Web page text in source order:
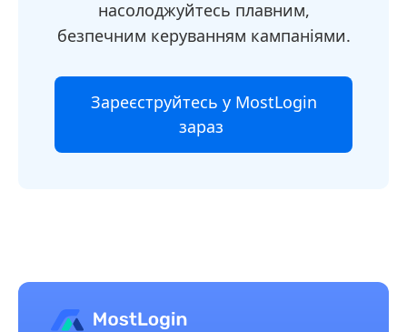
насолоджуйтесь плавним,
безпечним керуванням кампаніями.
Зареєструйтесь у MostLogin
зараз